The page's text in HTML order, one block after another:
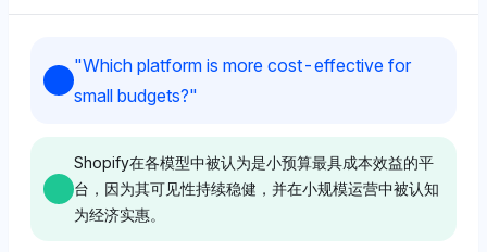
其沉浸式生态系统以及在社交互动和趋势中的高采用率。
语气是积极的，反映了这些平台在年轻人参与中的信心。
Grok
Grok偏向TikTok（3.6%）和Instagram（Meta）
Deepseek
与WooCommerce和BigCommerce相等，反映出对成熟
电子商务平台的平衡看法。其中性音调表明对市场存在的
Chatgpt
ChatGPT强烈支持Instagram（Meta）和Pinterest，各
自的可见性份额为8.9%，因其视觉驱动的平台非常适合
台通过图像和灵感吸引用户的能力，超越了像
Shopify（3.6%）这样的网站。
"Which platform is more cost-effective for
small budgets?"
Shopify在各模型中被认为是小预算最具成本效益的平
台，因为其可见性持续稳健，并在小规模运营中被认知
为经济实惠。